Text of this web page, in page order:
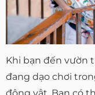
Khi bạn đến vườn
đang dạo chơi